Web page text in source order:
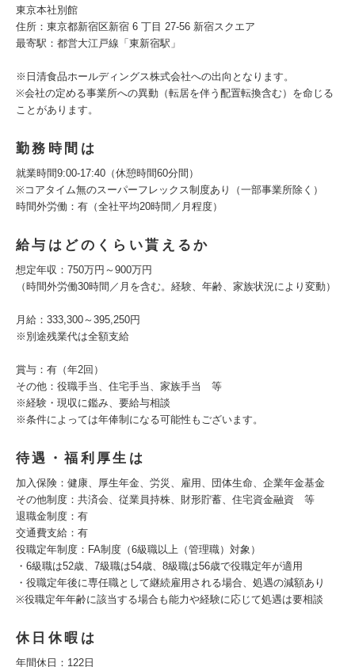
東京本社別館
住所：東京都新宿区新宿 6 丁目 27-56 新宿スクエア
最寄駅：都営大江戸線「東新宿駅」
※日清食品ホールディングス株式会社への出向となります。
※会社の定める事業所への異動（転居を伴う配置転換含む）を命じる
ことがあります。
勤務時間は
就業時間9:00-17:40（休憩時間60分間）
※コアタイム無のスーパーフレックス制度あり（一部事業所除く）
時間外労働：有（全社平均20時間／月程度）
給与はどのくらい貰えるか
想定年収：750万円～900万円
（時間外労働30時間／月を含む。経験、年齢、家族状況により変動）
月給：333,300～395,250円
※別途残業代は全額支給
賞与：有（年2回）
その他：役職手当、住宅手当、家族手当 等
※経験・現収に鑑み、要給与相談
※条件によっては年俸制になる可能性もございます。
待遇・福利厚生は
加入保険：健康、厚生年金、労災、雇用、団体生命、企業年金基金
その他制度：共済会、従業員持株、財形貯蓄、住宅資金融資 等
退職金制度：有
交通費支給：有
役職定年制度：FA制度（6級職以上（管理職）対象）
・6級職は52歳、7級職は54歳、8級職は56歳で役職定年が適用
・役職定年後に専任職として継続雇用される場合、処遇の減額あり
※役職定年年齢に該当する場合も能力や経験に応じて処遇は要相談
休日休暇は
年間休日：122日